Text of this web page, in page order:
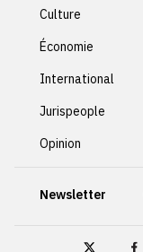
Culture
Économie
International
Jurispeople
Opinion
Newsletter